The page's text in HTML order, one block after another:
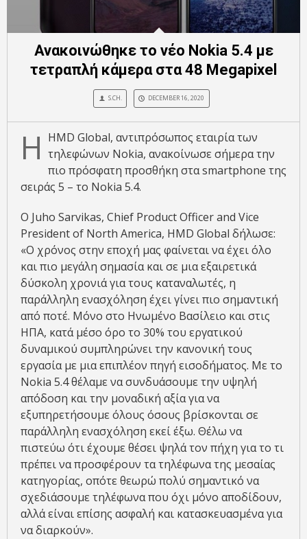
Ανακοινώθηκε το νέο Nokia 5.4 με
τετραπλή κάμερα στα 48 Megapixel
S.CH. DECEMBER 16, 2020
Η HMD Global, αντιπρόσωπος εταιρία των
τηλεφώνων Nokia, ανακοίνωσε σήμερα την
πιο πρόσφατη προσθήκη στα smartphone της
σειράς 5 – το Nokia 5.4.
Ο Juho Sarvikas, Chief Product Officer and Vice
President of North America, HMD Global δήλωσε:
«Ο χρόνος στην εποχή μας φαίνεται να έχει όλο
και πιο μεγάλη σημασία και σε μια εξαιρετικά
δύσκολη χρονιά για τους καταναλωτές, η
παράλληλη ενασχόληση έχει γίνει πιο σημαντική
από ποτέ. Μόνο στο Ηνωμένο Βασίλειο και στις
ΗΠΑ, κατά μέσο όρο το 30% του εργατικού
δυναμικού συμπληρώνει την κανονική τους
εργασία με μια επιπλέον πηγή εισοδήματος. Με το
Nokia 5.4 θέλαμε να συνδυάσουμε την υψηλή
απόδοση και την μοναδική αξία για να
εξυπηρετήσουμε όλους όσους βρίσκονται σε
παράλληλη ενασχόληση εκεί έξω. Θέλω να
πιστεύω ότι έχουμε θέσει ψηλά τον πήχη για το τι
πρέπει να προσφέρουν τα τηλέφωνα της μεσαίας
κατηγορίας, οπότε θεωρώ πολύ σημαντικό να
σχεδιάσουμε τηλέφωνα που όχι μόνο αποδίδουν,
αλλά είναι επίσης ασφαλή και κατασκευασμένα για
να διαρκούν».